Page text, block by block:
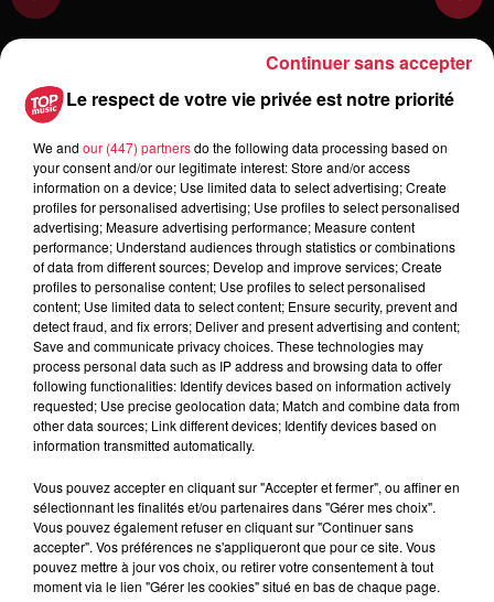
Toute l'actu
6 août 2026
À Hoerdt, de l’eau brune sort des
robinets
6 août 2026
Tags antisémites à Strasbourg :
Catherine Trautmann réagit
6 août 2026
Au zoo de Mulhouse : rencontre
avec les flamants rouges
Le respect de votre vie privée est notre priorité
We and our (447) partnersdo the following data processing based on
your consent and/or our legitimate interest: Store and/or access
information on a device; Use limited data to select advertising; Create
profiles for personalised advertising; Use profiles to select personalised
advertising; Measure advertising performance; Measure content
performance; Understand audiences through statistics or combinations
of data from different sources; Develop and improve services; Create
profiles to personalise content; Use profiles to select personalised
content; Use limited data to select content; Ensure security, prevent and
detect fraud, and fix errors; Deliver and present advertising and content;
Save and communicate privacy choices. These technologies may
process personal data such as IP address and browsing data to offer
following functionalities: Identify devices based on information actively
requested; Use precise geolocation data; Match and combine data from
other data sources; Link different devices; Identify devices based on
information transmitted automatically.
Vous pouvez accepter en cliquant sur "Accepter et fermer", ou affiner en
sélectionnant les finalités et/ou partenaires dans "Gérer mes choix".
Vous pouvez également refuser en cliquant sur "Continuer sans
accepter". Vos préférences ne s'appliqueront que pour ce site. Vous
pouvez mettre à jour vos choix, ou retirer votre consentement à tout
moment via le lien "Gérer les cookies" situé en bas de chaque page.
Continuer sans accepter